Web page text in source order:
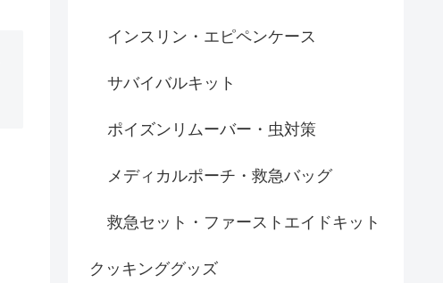
インスリン・エピペンケース
サバイバルキット
ポイズンリムーバー・虫対策
メディカルポーチ・救急バッグ
救急セット・ファーストエイドキット
クッキンググッズ